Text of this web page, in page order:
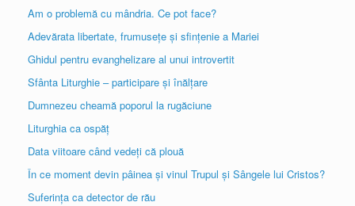
Am o problemă cu mândria. Ce pot face?
Adevărata libertate, frumusețe și sfințenie a Mariei
Ghidul pentru evanghelizare al unui introvertit
Sfânta Liturghie – participare și înălțare
Dumnezeu cheamă poporul la rugăciune
Liturghia ca ospăț
Data viitoare când vedeți că plouă
În ce moment devin pâinea și vinul Trupul și Sângele lui Cristos?
Suferința ca detector de rău